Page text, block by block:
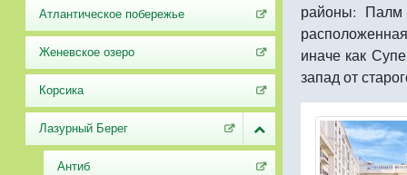
Атлантическое побережье
Женевское озеро
Корсика
Лазурный Берег
Антиб
районы:
иначе как
запад от